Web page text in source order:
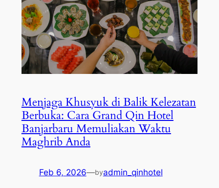
Menjaga Khusyuk di Balik Kelezatan
Berbuka: Cara Grand Qin Hotel
Banjarbaru Memuliakan Waktu
Maghrib Anda
Feb 6, 2026—byadmin_qinhotel